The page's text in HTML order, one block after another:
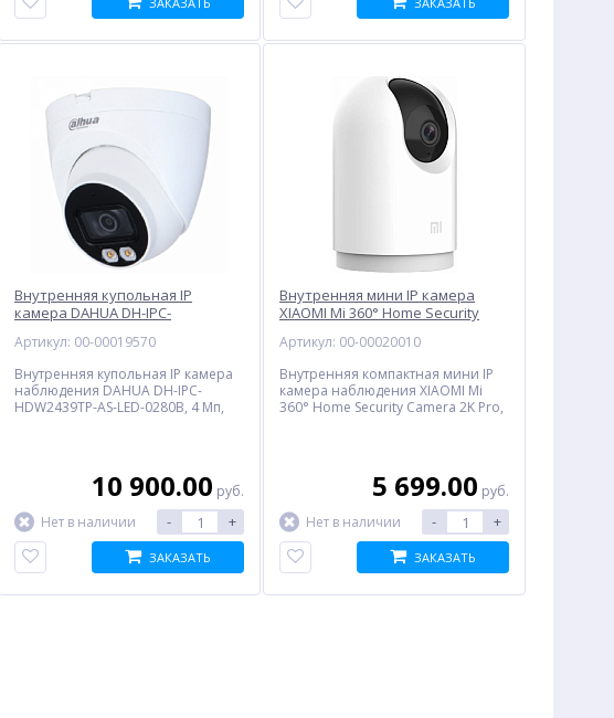
HI-BLACK
водные,
цвета
руб.
CACTUS CS-PGI520BK,
черный
240.50
M1, 43", Ultra HD 4K, LED,
Smart TV, черный
24 741.00руб.
Внутренняя купольная IP
камера DAHUA DH-IPC-
Артикул: 00-00019570
Внутренняя купольная IP камера
наблюдения DAHUA DH-IPC-
HDW2439TP-AS-LED-0280B, 4 Мп,
10 900.00 руб.
Нет в наличии
- +
ЗАКАЗАТЬ
Внутренняя мини IP камера
XIAOMI Mi 360° Home Security
беспроводная
Артикул: 00-00020010
Внутренняя компактная мини IP
камера наблюдения XIAOMI Mi
360° Home Security Camera 2K Pro,
5 699.00 руб.
Нет в наличии
- +
ЗАКАЗАТЬ